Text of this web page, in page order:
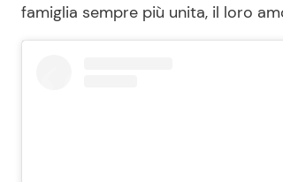
famiglia sempre più unita, il loro